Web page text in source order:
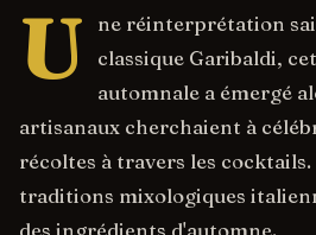
U
ne réinterprétation
classique Garibaldi,
automnale a émergé
artisanaux cherchaient à
récoltes à travers les
traditions mixologiques
des ingrédients d'automne.